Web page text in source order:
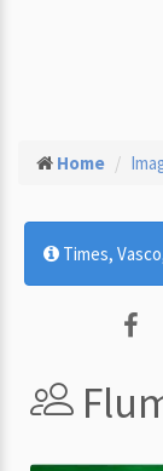
Home
Times,